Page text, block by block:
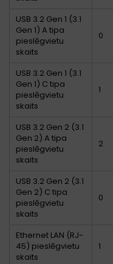
USB 3.2 Gen 1 (3.1
Gen 1) A tipa
pieslēgvietu
skaits
0
USB 3.2 Gen 1 (3.1
Gen 1) C tipa
pieslēgvietu
skaits
1
USB 3.2 Gen 2 (3.1
Gen 2) A tipa
pieslēgvietu
skaits
2
USB 3.2 Gen 2 (3.1
Gen 2) C tipa
pieslēgvietu
skaits
0
Ethernet LAN (RJ-
45) pieslēgvietu
skaits
1